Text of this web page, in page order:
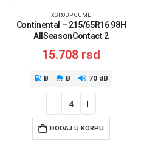
XGROUP GUME
Continental – 215/65R16 98H
AllSeasonContact 2
15.708 rsd
B B 70 dB
DODAJ U KORPU